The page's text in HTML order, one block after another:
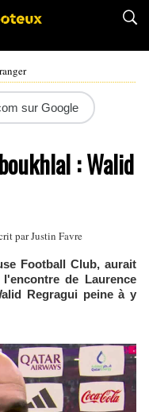
sur Google
: Walid
parJustin Favre
Football Club, aurait
de Laurence
Regragui peine à y